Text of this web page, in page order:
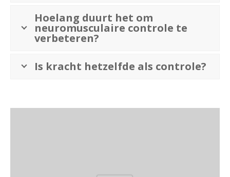
Hoelang duurt het om
neuromusculaire controle te
verbeteren?
Is kracht hetzelfde als controle?